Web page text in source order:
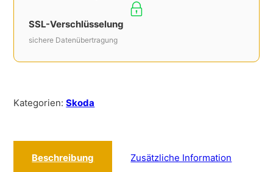
SSL-Verschlüsselung
sichere Datenübertragung
Kategorien:Skoda
Beschreibung Zusätzliche Information